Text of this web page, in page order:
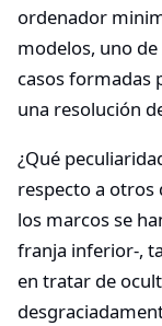
ordenador
modelos, uno
casos formadas
una resolución
¿Qué
respecto a otros
los marcos se
franja inferior-,
en tratar de